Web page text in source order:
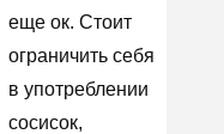
еще ок. Стоит
ограничить себя
в употреблении
сосисок,